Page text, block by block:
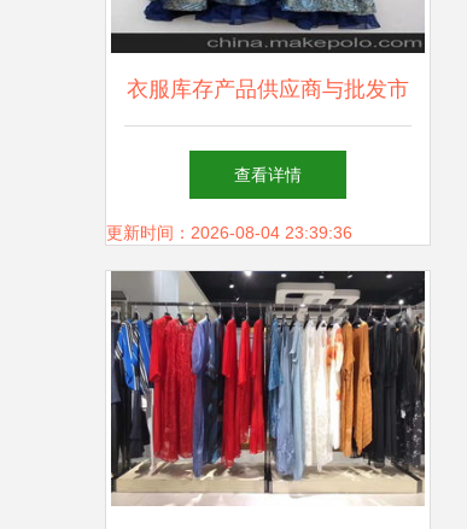
衣服库存产品供应商与批发市
场指南 价格、渠道与采购策
略
查看详情
更新时间：2026-08-04 23:39:36